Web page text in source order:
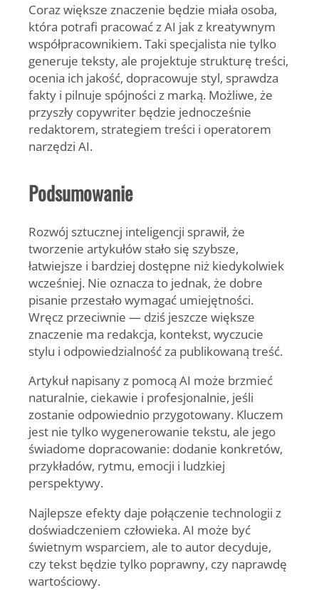
Coraz większe znaczenie będzie miała osoba,
która potrafi pracować z AI jak z kreatywnym
współpracownikiem. Taki specjalista nie tylko
generuje teksty, ale projektuje strukturę treści,
ocenia ich jakość, dopracowuje styl, sprawdza
fakty i pilnuje spójności z marką. Możliwe, że
przyszły copywriter będzie jednocześnie
redaktorem, strategiem treści i operatorem
narzędzi AI.
Podsumowanie
Rozwój sztucznej inteligencji sprawił, że
tworzenie artykułów stało się szybsze,
łatwiejsze i bardziej dostępne niż kiedykolwiek
wcześniej. Nie oznacza to jednak, że dobre
pisanie przestało wymagać umiejętności.
Wręcz przeciwnie — dziś jeszcze większe
znaczenie ma redakcja, kontekst, wyczucie
stylu i odpowiedzialność za publikowaną treść.
Artykuł napisany z pomocą AI może brzmieć
naturalnie, ciekawie i profesjonalnie, jeśli
zostanie odpowiednio przygotowany. Kluczem
jest nie tylko wygenerowanie tekstu, ale jego
świadome dopracowanie: dodanie konkretów,
przykładów, rytmu, emocji i ludzkiej
perspektywy.
Najlepsze efekty daje połączenie technologii z
doświadczeniem człowieka. AI może być
świetnym wsparciem, ale to autor decyduje,
czy tekst będzie tylko poprawny, czy naprawdę
wartościowy.